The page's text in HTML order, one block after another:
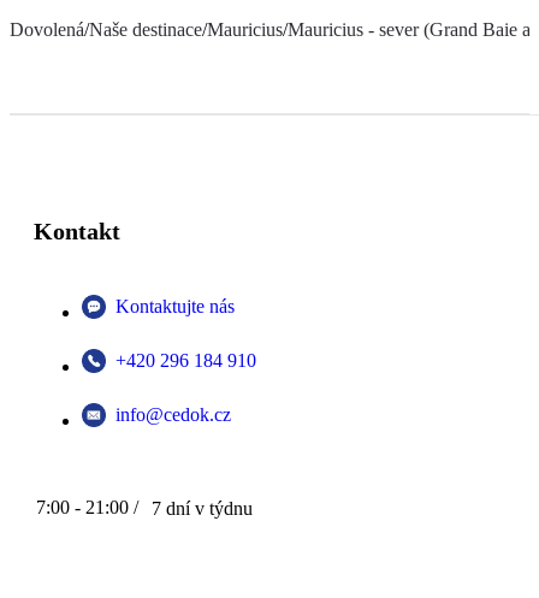
Dovolená/Naše destinace/Mauricius/Mauricius - sever (Grand Baie a
Kontakt
Kontaktujte nás
+420 296 184 910
info@cedok.cz
7:00 - 21:00 / 7 dní v týdnu